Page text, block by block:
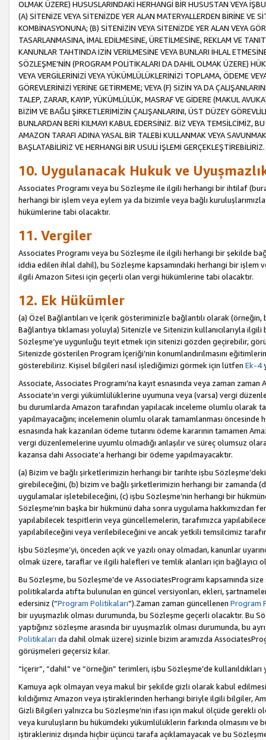
OLMAK ÜZERE) HUSUSLARINDAKİ HERHANGİ BİR HUSUSTAN VEYA
(A) SİTENİZE VEYA SİTENİZDE YER ALAN MATERYALLERDEN BİRİNE VE
KOMBİNASYONUNA; (B) SİTENİZİN VEYA SİTENİZDE YER ALAN VEYA
TASARLANMASINA, İMAL EDİLMESİNE, ÜRETİLMESİNE, REKLAM VE
KANUNLAR TAHTINDA İZİN VERİLMESİNE VEYA BUNLARI İHLAL
SÖZLEŞME’NİN (PROGRAM POLİTİKALARI DA DAHİL OLMAK ÜZERE)
VEYA VERGİLERİNİZİ VEYA YÜKÜMLÜLÜKLERİNİZİ TOPLAMA, ÖDEME
GÖREVLERİNİZİ YERİNE GETİRMEME; VEYA (F) SİZİN YA DA
TALEP, ZARAR, KAYIP, YÜKÜMLÜLÜK, MASRAF VE GİDERE (MAKUL
BİZİM VE BAĞLI ŞİRKETLERİMİZİN ÇALIŞANLARINI, ÜST DÜZEY
BUNLARDAN BERİ KILMAYI KABUL EDERSİNİZ. BİZ VEYA TEMSİLCİMİZ,
AMAZON TARAFI ADINA YASAL BİR TALEBİ KULLANMAK VEYA
BAŞLATABİLİRİZ VE HERHANGİ BİR USULİ İŞLEMİ GERÇEKLEŞTİREBİLİRİZ.
10. Uygulanacak Hukuk ve
Associates Programı veya bu Sözleşme ile ilgili herhangi bir ihtilaf
herhangi bir işlem veya eylem ya da bizimle veya bağlı
hükümlerine tabi olacaktır.
11. Vergiler
Associates Programı veya bu Sözleşme ile ilgili herhangi bir şekilde
iddia edilen ihlal dahil), bu Sözleşme kapsamındaki herhangi bir işlem
ilgili Amazon Sitesi için geçerli olan vergi hükümlerine tabi olacaktır.
12. Ek Hükümler
(a) Özel Bağlantıları ve İçerik gösteriminizle bağlantılı olarak
Bağlantıya tıklaması yoluyla) Sitenizle ve Sitenizin kullanıcılarıyla
Sözleşme’ye uygunluğu teyit etmek için sitenizi gözden geçirebilir,
Sitenizde gösterilen Program İçeriği’nin konumlandırılmasını
gösterebiliriz. Kişisel bilgileri nasıl işlediğimizi görmek için lütfen Ek-4
Associate, Associates Programı’na kayıt esnasında veya zaman
Associate’ın vergi yükümlülüklerine uyumuna veya (varsa) vergi
bu durumlarda Amazon tarafından yapılacak inceleme olumlu olarak
yapılmayacağını; incelemenin olumlu olarak tamamlanması
esnasında hak kazanılan ödeme tutarını ödeme kararının tamamen
vergi düzenlemelerine uyumlu olmadığı anlaşılır ve süreç olumsuz
kazansa dahi Associate’a herhangi bir ödeme yapılmayacaktır.
(a) Bizim ve bağlı şirketlerimizin herhangi bir tarihte işbu
girebileceğini, (b) bizim ve bağlı şirketlerimizin herhangi bir zamanda
uygulamalar işletebileceğini, (c) işbu Sözleşme’nin herhangi bir
Sözleşme’nin başka bir hükmünü daha sonra uygulama hakkımızdan
yapılabilecek tespitlerin veya güncellemelerin, tarafımızca
yapılabileceğini veya verilebileceğini ve ancak yetkili temsilcimiz
İşbu Sözleşme’yi, önceden açık ve yazılı onay olmadan, kanunlar
olmak üzere, taraflar ve ilgili halefleri ve temlik alanları için bağlayıcı
Bu Sözleşme, bu Sözleşme’de ve AssociatesProgramı kapsamında
politikalarda atıfta bulunulan en güncel versiyonları, ekleri,
edersiniz (“Program Politikaları”).Zaman zaman güncellenen Program
bir uyuşmazlık olması durumunda, bu Sözleşme geçerli olacaktır. Bu
yaptığınız sözleşme arasında bir uyuşmazlık olması durumunda, bu
Politikaları da dahil olmak üzere) sizinle bizim aramızda
görüşmeleri geçersiz kılar.
“İçerir”, “dahil” ve “örneğin” terimleri, işbu Sözleşme’de
Kamuya açık olmayan veya makul bir şekilde gizli olarak kabul
kıldığımız Amazon veya iştiraklerinden herhangi biriyle ilgili bilgiler,
Gizli Bilgileri yalnızca bu Sözleşme’nin ifası için makul ölçüde gerekli
veya kuruluşların bu hükümdeki yükümlülüklerin farkında olmasını ve
iştirakleriniz dışında hiçbir üçüncü tarafa açıklamayacak ve bu